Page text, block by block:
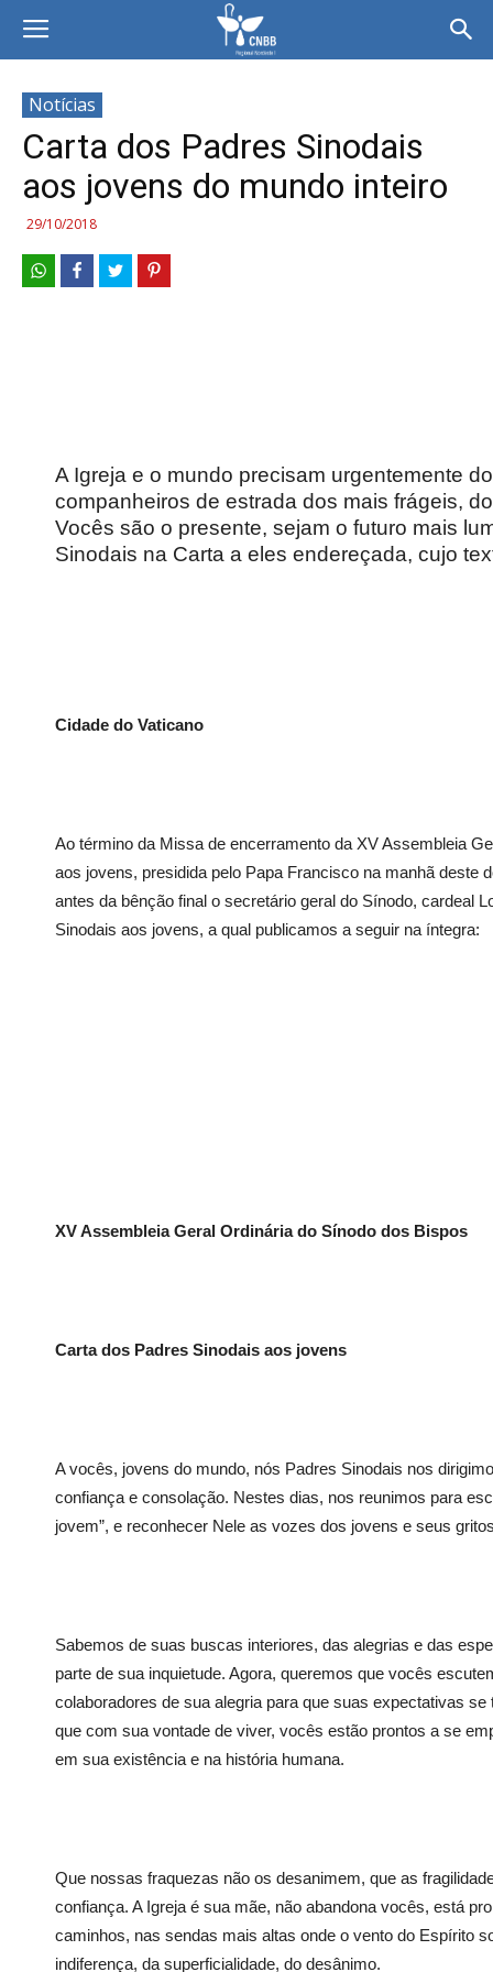
Notícias
Carta dos Padres Sinodais
aos jovens do mundo inteiro
29/10/2018
A Igreja e o mundo precisam urgentemente
companheiros de estrada dos mais frágeis,
Vocês são o presente, sejam o futuro mais
Sinodais na Carta a eles endereçada, cujo
Cidade do Vaticano
Ao término da Missa de encerramento da XV Assembleia
aos jovens, presidida pelo Papa Francisco na manhã deste
antes da bênção final o secretário geral do Sínodo, cardeal
Sinodais aos jovens, a qual publicamos a seguir na íntegra:
XV Assembleia Geral Ordinária do Sínodo dos Bispos
Carta dos Padres Sinodais aos jovens
A vocês, jovens do mundo, nós Padres Sinodais nos
confiança e consolação. Nestes dias, nos reunimos para
jovem”, e reconhecer Nele as vozes dos jovens e seus
Sabemos de suas buscas interiores, das alegrias e das
parte de sua inquietude. Agora, queremos que vocês
colaboradores de sua alegria para que suas expectativas
que com sua vontade de viver, vocês estão prontos a se
em sua existência e na história humana.
Que nossas fraquezas não os desanimem, que as
confiança. A Igreja é sua mãe, não abandona vocês, está
caminhos, nas sendas mais altas onde o vento do Espírito
indiferença, da superficialidade, do desânimo.